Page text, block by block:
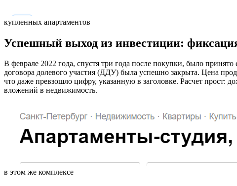
купленных апартаментов
Успешный выход из инвестиции:
В феврале 2022 года, спустя три года после покупки, было
договора долевого участия (ДДУ) была успешно закрыта. Цена
что даже превзошло цифру, указанную в заголовке. Расчет прост:
вложений в недвижимость.
в этом же комплексе